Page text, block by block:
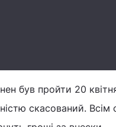
був пройти 20
скасований.